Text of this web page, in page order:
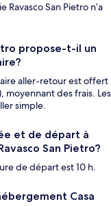
Ravasco San Pietro n’a
propose-t-il un
aller-retour est offert
moyennant des frais. Les
simple.
et de départ à
San Pietro?
de départ est 10 h.
Casa